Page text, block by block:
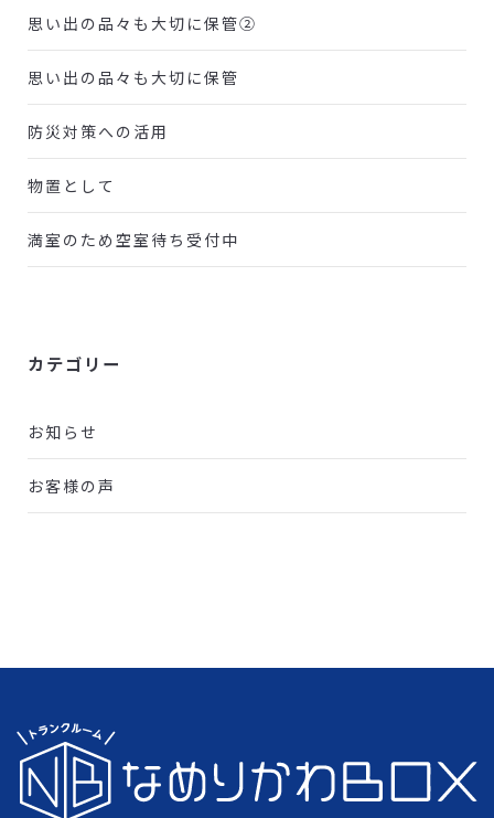
思い出の品々も大切に保管②
思い出の品々も大切に保管
防災対策への活用
物置として
満室のため空室待ち受付中
カテゴリー
お知らせ
お客様の声